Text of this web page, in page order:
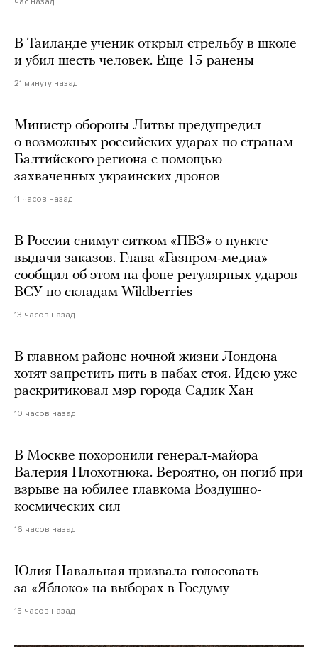
В Таиланде ученик открыл стрельбу в школе
и убил шесть человек. Еще 15 ранены
21 минуту назад
Министр обороны Литвы предупредил
о возможных российских ударах по странам
Балтийского региона с помощью
захваченных украинских дронов
11 часов назад
В России снимут ситком «ПВЗ» о пункте
выдачи заказов. Глава «Газпром-медиа»
сообщил об этом на фоне регулярных ударов
ВСУ по складам Wildberries
13 часов назад
В главном районе ночной жизни Лондона
хотят запретить пить в пабах стоя. Идею уже
раскритиковал мэр города Садик Хан
10 часов назад
В Москве похоронили генерал-майора
Валерия Плохотнюка. Вероятно, он погиб при
взрыве на юбилее главкома Воздушно-
космических сил
16 часов назад
Юлия Навальная призвала голосовать
за «Яблоко» на выборах в Госдуму
15 часов назад